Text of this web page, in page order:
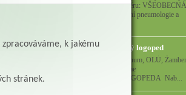
do pracovního poměru: VŠEOBECNÁ
SESTRA na oddělení pneumologie a
Logoped/klinický logoped
Albertinum, OLÚ,
přijme
KLINICKÉHO LOGOPEDA Nab...
k jakému
stránek.